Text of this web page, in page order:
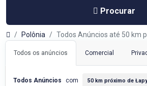
Procurar
Polônia Todos Anúncios até 50 km
Todos os anúncios Comercial
Todos Anúncios com 50 km próximo de Łapy